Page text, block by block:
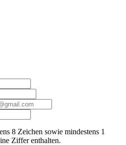
8 Zeichen sowie mindestens 1
Ziffer enthalten.